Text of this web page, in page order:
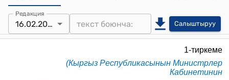
Редакция
16.02.2026 Салыштыруу